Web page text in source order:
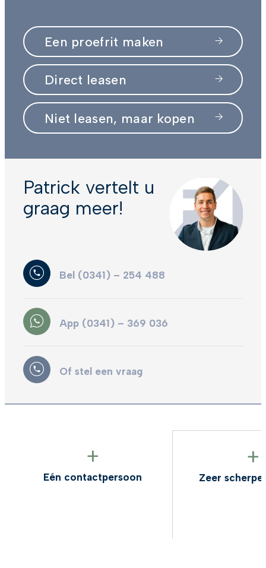
Een proefrit maken
Direct leasen
Niet leasen, maar kopen
Patrick vertelt u
graag meer!
Bel (0341) – 254 488
App (0341) – 369 036
Of stel een vraag
Eén contactpersoon Zeer scherpe